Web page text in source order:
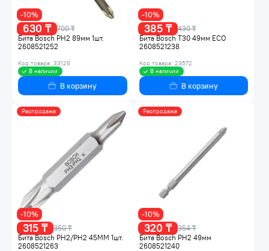
630 ₸ 700 ₸
-10%
Бита Bosch РН2 89мм 1шт.
2608521252
Код товара: 33128
В наличии
В корзину
385 ₸ 430 ₸
-10%
Бита Bosch T30 49мм ECO
2608521238
Код товара: 23572
В наличии
В корзину
Распродажа
315 ₸ 350 ₸
-10%
Бита Bosch PH2/PH2 45ММ 1шт.
2608521263
Распродажа
320 ₸ 354 ₸
-10%
Бита Bosch РН2 49мм
2608521240